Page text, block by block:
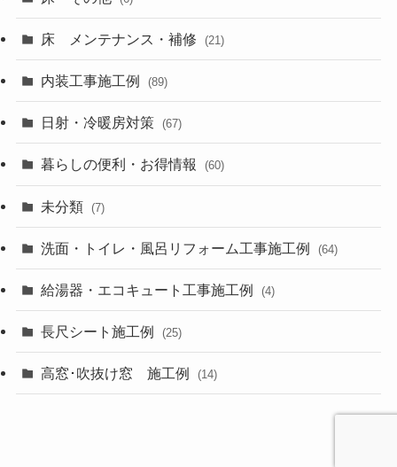
床 メンテナンス・補修 (21)
内装工事施工例 (89)
日射・冷暖房対策 (67)
暮らしの便利・お得情報 (60)
未分類 (7)
洗面・トイレ・風呂リフォーム工事施工例 (64)
給湯器・エコキュート工事施工例 (4)
長尺シート施工例 (25)
高窓･吹抜け窓 施工例 (14)